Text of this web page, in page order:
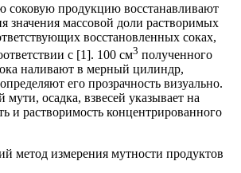
соковую продукцию восстанавливают
значения массовой доли растворимых
восстановленных соках,
с [1]. 100 см3 полученного
наливают в мерный цилиндр,
его прозрачность визуально.
осадка, взвесей указывает на
и растворимость концентрированного
метод измерения мутности продуктов